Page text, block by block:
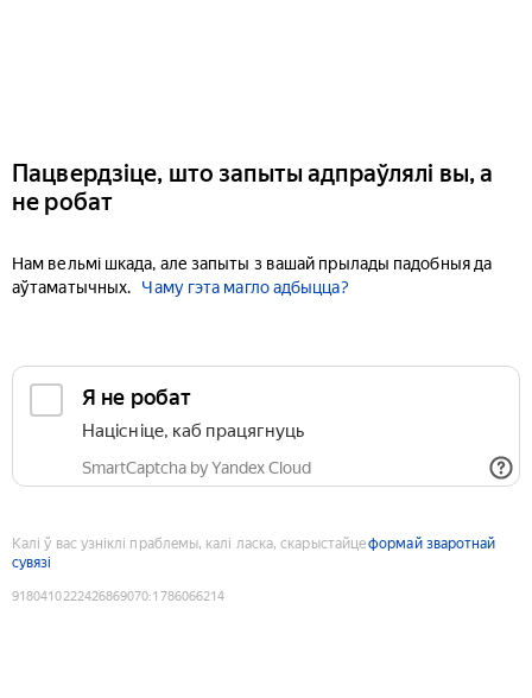
Пацвердзіце, што запыты адпраўлялі вы, а
не робат
Нам вельмі шкада, але запыты з вашай прылады падобныя да
аўтаматычных.
Чаму гэта магло адбыцца?
Я не робат
Націсніце, каб працягнуць
SmartCaptcha by Yandex Cloud
Калі ў вас узніклі праблемы, калі ласка, скарыстайцеформай зваротнай
сувязі
9180410222426869070:1786066214